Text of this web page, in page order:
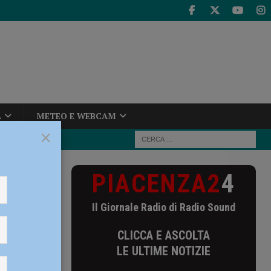
METEO E WEBCAM
30 aprile
PIACENZA24
Il Giornale Radio di Radio Sound
CLICCA E ASCOLTA
LE ULTIME NOTIZIE
×